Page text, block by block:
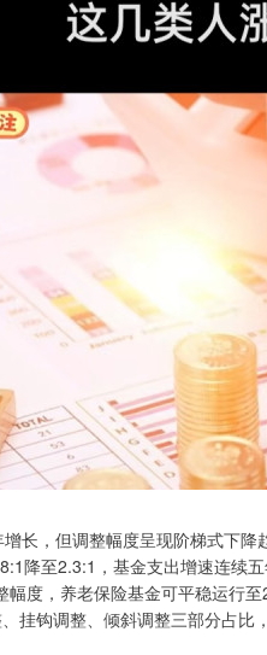
长，但调整幅度呈现阶梯式下
降至2.3:1，基金支出增速连续
幅度，养老保险基金可平稳运行
挂钩调整、倾斜调整三部分占比